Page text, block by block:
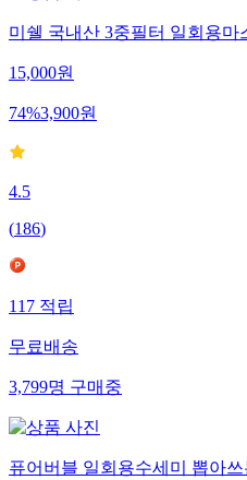
미쉘 국내산 3중필터 일회용마
15,000원
74%3,900원
4.5
(186)
117적립
무료배송
3,799명구매중
퓨어버블 일회용수세미 뽑아